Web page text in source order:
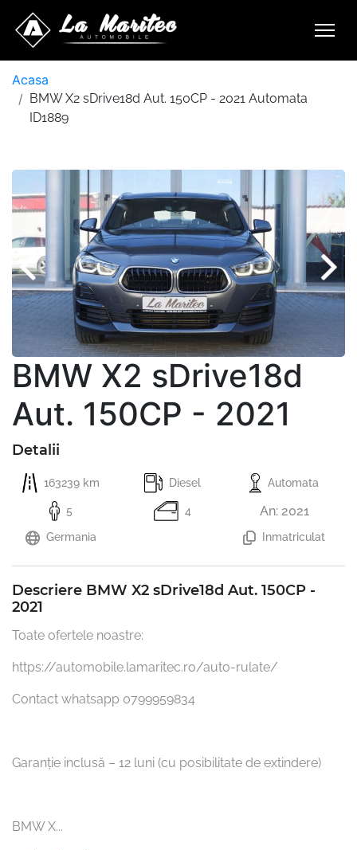
Acasa
BMW X2 sDrive18d Aut. 150CP - 2021 Automata
ID1889
BMW X2 sDrive18d
Aut. 150CP - 2021
Detalii
163239 km Diesel Automata
5 4 An: 2021
Germania Inmatriculat
Descriere BMW X2 sDrive18d Aut. 150CP -
2021
Toate ofertele noastre:
https://automobile.lamaritec.ro/auto-rulate/
Contact whatsapp 0799959834
Garanție inclusă – 12 luni (cu posibilitate de extindere)
BMW X...